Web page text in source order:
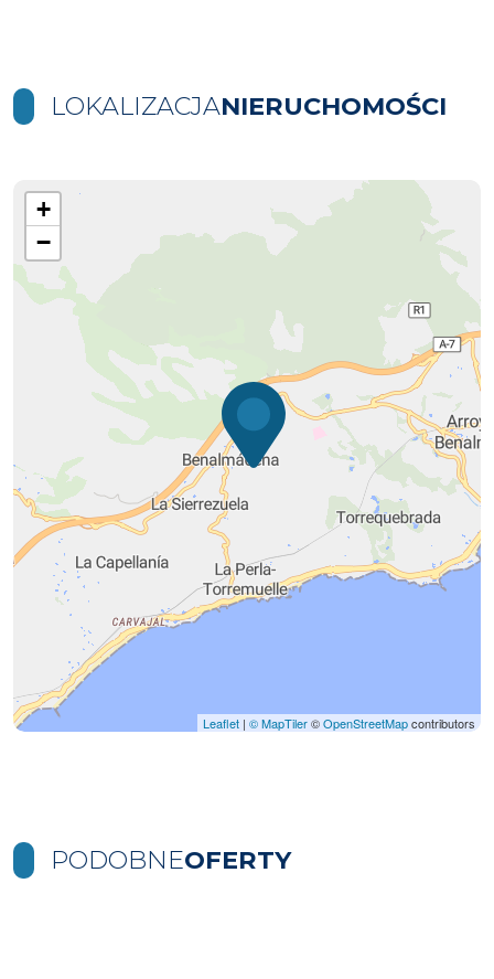
LOKALIZACJANIERUCHOMOŚCI
+
−
Leaflet | © MapTiler©OpenStreetMapcontributors
PODOBNEOFERTY